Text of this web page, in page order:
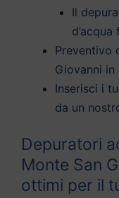
Il
Preventivo
Giovanni in
Inserisci i
da un
Depuratori
Monte San
ottimi per il